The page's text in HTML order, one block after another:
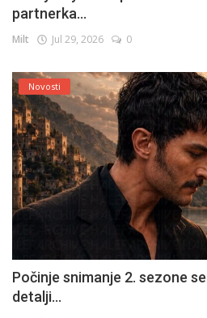
partnerka...
Milt Jul 29, 2026 0
Novosti
Počinje snimanje 2. sezone
detalji...